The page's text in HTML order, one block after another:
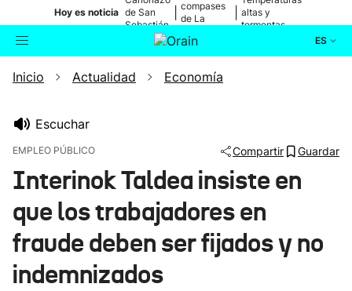
Hoy es noticia de San
Sebastián
compases
de La
altas y
tormentas
ES
Buscador Actualidad
Ikusmiran
Eguraldia
Inicio Actualidad Economía
Escuchar
EMPLEO PÚBLICO Compartir Guardar
Interinok Taldea insiste en
que los trabajadores en
fraude deben ser fijados y no
indemnizados